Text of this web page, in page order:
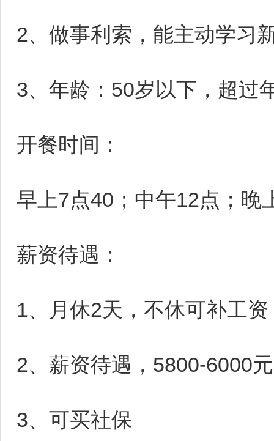
2、做事利索，能主动学习
3、年龄：50岁以下，超过
开餐时间：
早上7点40；中午12点；晚
薪资待遇：
1、月休2天，不休可补工资
2、薪资待遇，5800-6000元
3、可买社保